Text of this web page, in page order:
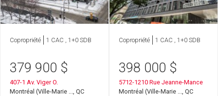
Copropriété 1 CAC , 1+0 SDB
379 900 $
407-1 Av. Viger O.
Montréal (Ville-Marie ..., QC
Copropriété 1 CAC , 1+0 SDB
398 000 $
5712-1210 Rue Jeanne-Mance
Montréal (Ville-Marie ..., QC